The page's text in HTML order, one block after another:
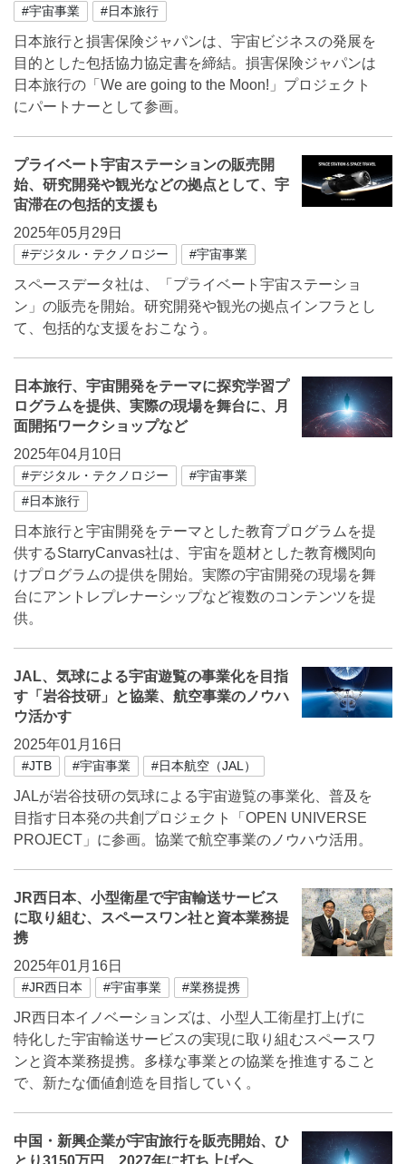
#宇宙事業 #日本旅行
日本旅行と損害保険ジャパンは、宇宙ビジネスの発展を
目的とした包括協力協定書を締結。損害保険ジャパンは
日本旅行の「We are going to the Moon!」プロジェクト
にパートナーとして参画。
プライベート宇宙ステーションの販売開
始、研究開発や観光などの拠点として、宇
宙滞在の包括的支援も
2025年05月29日
#デジタル・テクノロジー #宇宙事業
スペースデータ社は、「プライベート宇宙ステーショ
ン」の販売を開始。研究開発や観光の拠点インフラとし
て、包括的な支援をおこなう。
日本旅行、宇宙開発をテーマに探究学習プ
ログラムを提供、実際の現場を舞台に、月
面開拓ワークショップなど
2025年04月10日
#デジタル・テクノロジー
#宇宙事業
#日本旅行
日本旅行と宇宙開発をテーマとした教育プログラムを提
供するStarryCanvas社は、宇宙を題材とした教育機関向
けプログラムの提供を開始。実際の宇宙開発の現場を舞
台にアントレプレナーシップなど複数のコンテンツを提
供。
JAL、気球による宇宙遊覧の事業化を目指
す「岩谷技研」と協業、航空事業のノウハ
ウ活かす
2025年01月16日
#JTB #宇宙事業 #日本航空（JAL）
JALが岩谷技研の気球による宇宙遊覧の事業化、普及を
目指す日本発の共創プロジェクト「OPEN UNIVERSE
PROJECT」に参画。協業で航空事業のノウハウ活用。
JR西日本、小型衛星で宇宙輸送サービス
に取り組む、スペースワン社と資本業務提
携
2025年01月16日
#JR西日本 #宇宙事業 #業務提携
JR西日本イノベーションズは、小型人工衛星打上げに
特化した宇宙輸送サービスの実現に取り組むスペースワ
ンと資本業務提携。多様な事業との協業を推進すること
で、新たな価値創造を目指していく。
中国・新興企業が宇宙旅行を販売開始、ひ
とり3150万円、2027年に打ち上げへ